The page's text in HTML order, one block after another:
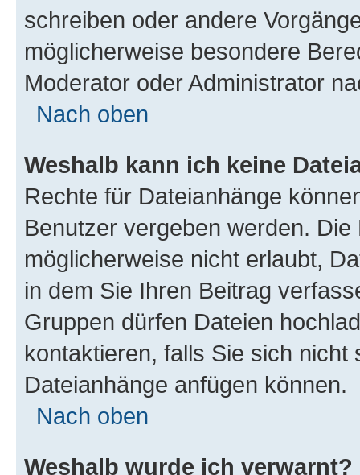
schreiben oder andere
möglicherweise besondere
Moderator oder Administrator
Nach oben
Weshalb kann ich keine
Rechte für Dateianhänge
Benutzer vergeben werden.
möglicherweise nicht erlaubt,
in dem Sie Ihren Beitrag
Gruppen dürfen Dateien
kontaktieren, falls Sie sich
Dateianhänge anfügen können.
Nach oben
Weshalb wurde ich verwarnt?